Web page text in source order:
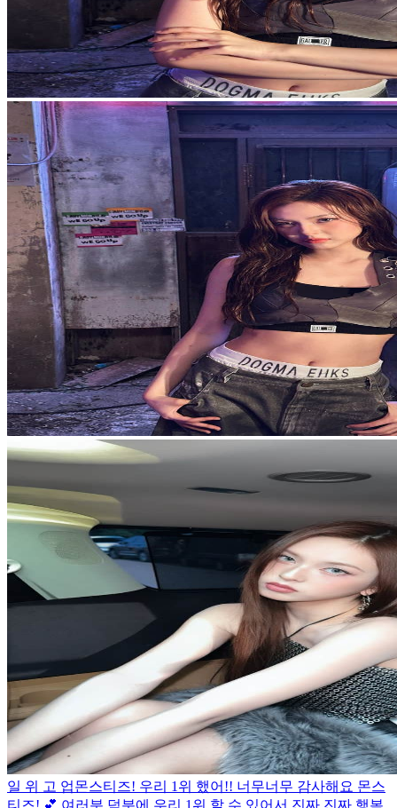
일 위 고 업몬스티즈! 우리 1위 했어!! 너무너무 감사해요 몬스
티즈! 💕 여러분 덕분에 우리 1위 할 수 있어서 진짜 진짜 행복